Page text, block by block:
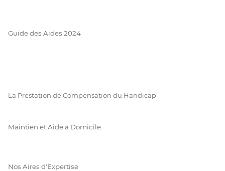
Guide des Aides 2024
La Prestation de Compensation du Handicap
Maintien et Aide à Domicile
Nos Aires d'Expertise